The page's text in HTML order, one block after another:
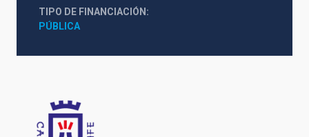
TIPO DE FINANCIACIÓN
PÚBLICA